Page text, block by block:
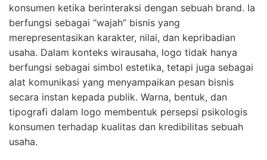
konsumen ketika berinteraksi dengan sebuah brand. Ia
berfungsi sebagai “wajah” bisnis yang
merepresentasikan karakter, nilai, dan kepribadian
usaha. Dalam konteks wirausaha, logo tidak hanya
berfungsi sebagai simbol estetika, tetapi juga sebagai
alat komunikasi yang menyampaikan pesan bisnis
secara instan kepada publik. Warna, bentuk, dan
tipografi dalam logo membentuk persepsi psikologis
konsumen terhadap kualitas dan kredibilitas sebuah
usaha.